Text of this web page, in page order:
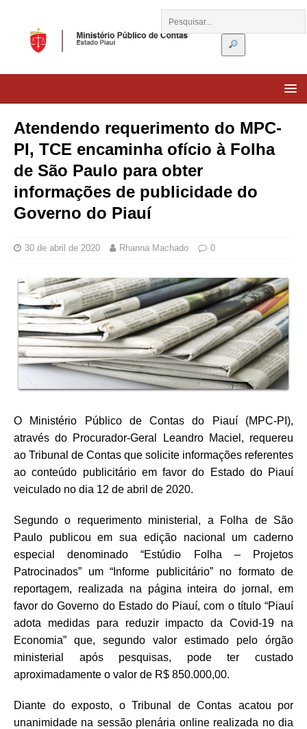
Atendendo requerimento do MPC-
PI, TCE encaminha ofício à Folha
de São Paulo para obter
informações de publicidade do
Governo do Piauí
30 de abril de 2020 Rhanna Machado 0
O Ministério Público de Contas do Piauí (MPC-PI),
através do Procurador-Geral Leandro Maciel, requereu
ao Tribunal de Contas que solicite informações referentes
ao conteúdo publicitário em favor do Estado do Piauí
veiculado no dia 12 de abril de 2020.
Segundo o requerimento ministerial, a Folha de São
Paulo publicou em sua edição nacional um caderno
especial denominado “Estúdio Folha – Projetos
Patrocinados” um “Informe publicitário” no formato de
reportagem, realizada na página inteira do jornal, em
favor do Governo do Estado do Piauí, com o título “Piauí
adota medidas para reduzir impacto da Covid-19 na
Economia” que, segundo valor estimado pelo órgão
ministerial após pesquisas, pode ter custado
aproximadamente o valor de R$ 850.000,00.
Diante do exposto, o Tribunal de Contas acatou por
unanimidade na sessão plenária online realizada no dia